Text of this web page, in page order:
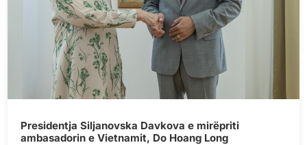
Presidentja Siljanovska Davkova e mirëpriti
ambasadorin e Vietnamit, Do Hoang Long